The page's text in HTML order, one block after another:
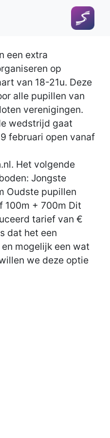
een extra
op
van 18-21u. Deze
alle pupillen van
verenigingen.
wedstrijd gaat
februari open vanaf
Het volgende
Jongste
Oudste pupillen
100m + 700m Dit
tarief van €
dat het een
mogelijk een wat
we deze optie